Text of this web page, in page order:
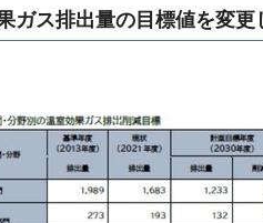
ガス排出量の目標値を変更